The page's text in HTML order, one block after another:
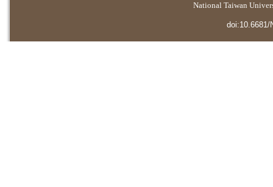
National Taiwan
doi:10.6681/